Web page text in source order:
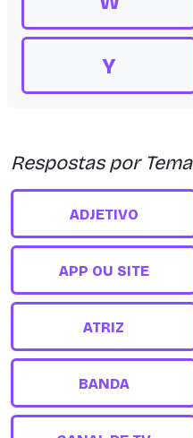
Y
Respostas por Tema
ADJETIVO
APP OU SITE
ATRIZ
BANDA